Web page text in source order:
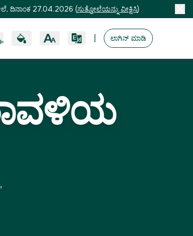
ದಿನಾಂಕ 27.04.2026 (ಸುತ್ತೋಲೆಯನ್ನು ವೀಕ್ಷಿಸಿ)
ಲಾಗಿನ್ ಮಾಡಿ